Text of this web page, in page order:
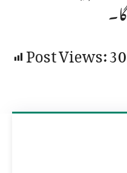
Post Views: